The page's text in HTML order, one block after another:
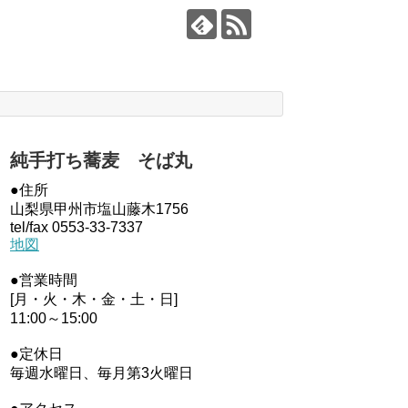
純手打ち蕎麦 そば丸
●住所
山梨県甲州市塩山藤木1756
tel/fax 0553-33-7337
地図
●営業時間
[月・火・木・金・土・日]
11:00～15:00
●定休日
毎週水曜日、毎月第3火曜日